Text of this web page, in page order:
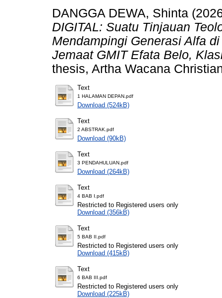
DANGGA DEWA, Shinta
DIGITAL: Suatu Tinjauan
Mendampingi Generasi Alfa
Jemaat GMIT Efata Belo,
thesis, Artha Wacana
Text
1 HALAMAN DEPAN.pdf
Download (524kB)
Text
2 ABSTRAK.pdf
Download (90kB)
Text
3 PENDAHULUAN.pdf
Download (264kB)
Text
4 BAB I.pdf
Restricted to Registered users only
Download (356kB)
Text
5 BAB II.pdf
Restricted to Registered users only
Download (415kB)
Text
6 BAB III.pdf
Restricted to Registered users only
Download (225kB)